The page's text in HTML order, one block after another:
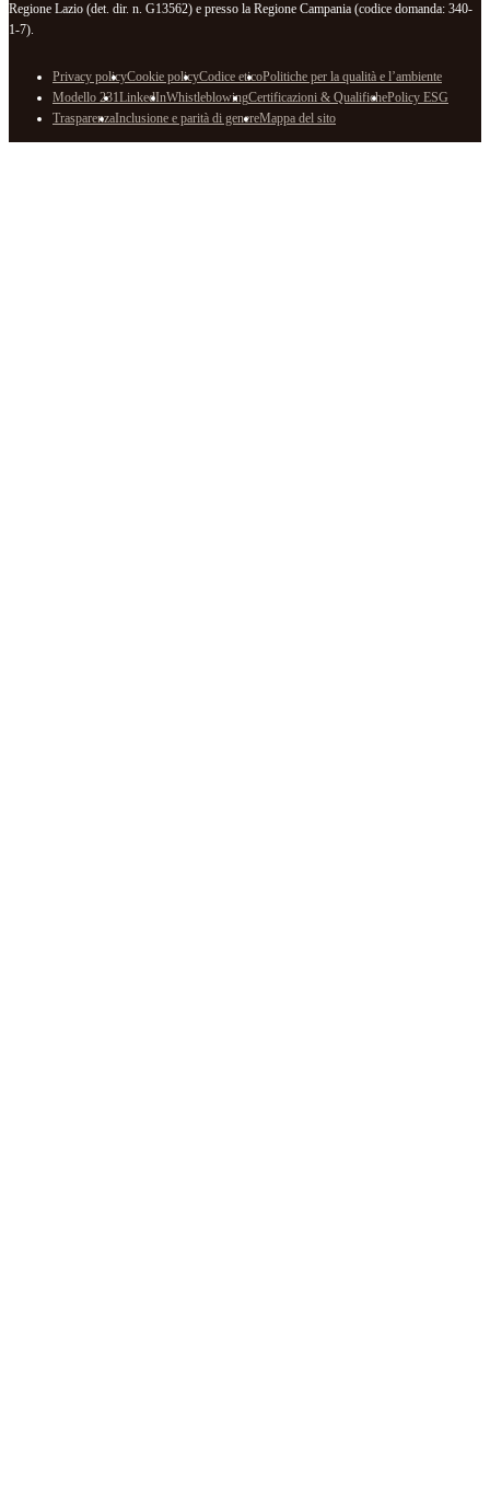
Regione Lazio (det. dir. n. G13562) e presso la Regione Campania (codice domanda: 340-
1-7).
Privacy policyCookie policyCodice eticoPolitiche per la qualità e l’ambiente
Modello 231LinkedInWhistleblowingCertificazioni & QualifichePolicy ESG
TrasparenzaInclusione e parità di genereMappa del sito